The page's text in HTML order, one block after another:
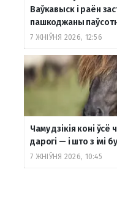
Ваўкавыск і раён
пашкоджаны
7 ЖНІЎНЯ 2026, 12:56
Чаму дзікія коні
дарогі — і што з імі
7 ЖНІЎНЯ 2026, 10:45